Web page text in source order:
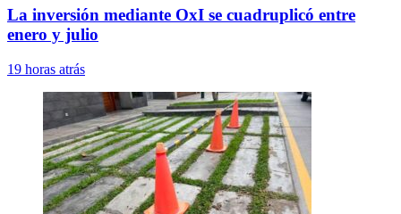
La inversión mediante OxI se cuadruplicó entre
enero y julio
19 horas atrás